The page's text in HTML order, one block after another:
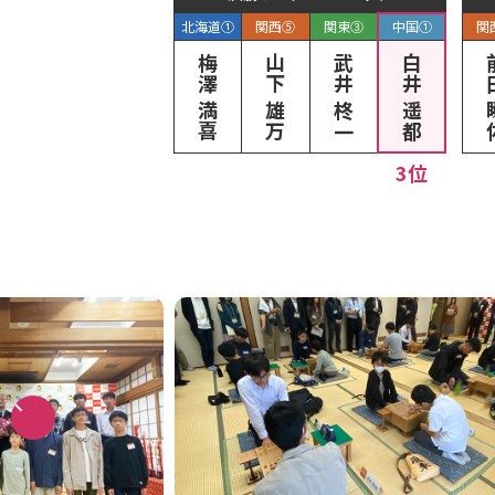
北海道①
梅澤 満喜
関西⑤
山下 雄万
関東③
武井 柊一
中国①
白井 遥都
関